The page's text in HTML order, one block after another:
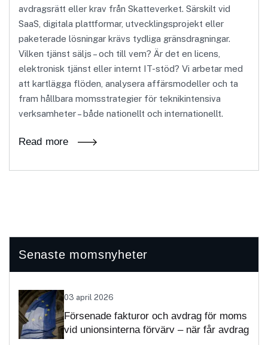
avdragsrätt eller krav från Skatteverket. Särskilt vid
SaaS, digitala plattformar, utvecklingsprojekt eller
paketerade lösningar krävs tydliga gränsdragningar.
Vilken tjänst säljs – och till vem? Är det en licens,
elektronisk tjänst eller internt IT-stöd? Vi arbetar med
att kartlägga flöden, analysera affärsmodeller och ta
fram hållbara momsstrategier för teknikintensiva
verksamheter – både nationellt och internationellt.
Read more
Senaste momsnyheter
03 april 2026
Försenade fakturor och avdrag för moms
vid unionsinterna förvärv – när får avdrag